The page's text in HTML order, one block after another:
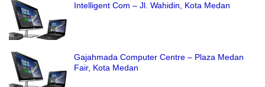
Intelligent Com – Jl. Wahidin, Kota Medan
Gajahmada Computer Centre – Plaza Medan
Fair, Kota Medan